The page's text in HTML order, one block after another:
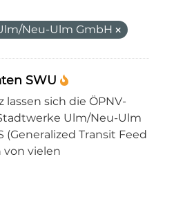
Neu-Ulm GmbH
SWU
sich die ÖPNV-
Ulm/Neu-Ulm
(Generalized Transit Feed
von vielen